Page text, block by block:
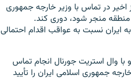
اخیر در تماس با وزیر خارجه جمهوری
منطقه منجر شود، دوری کند.
ایران نسبت به عواقب اقدام احتمالی
وال استریت جورنال انجام تماس
جمهوری اسلامی ایران را تأیید